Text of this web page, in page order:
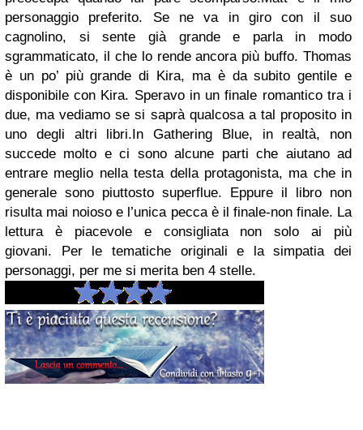
personaggio preferito. Se ne va in giro con il suo
cagnolino, si sente già grande e parla in modo
sgrammaticato, il che lo rende ancora più buffo. Thomas
è un po’ più grande di Kira, ma è da subito gentile e
disponibile con Kira. Speravo in un finale romantico tra i
due, ma vediamo se si saprà qualcosa a tal proposito in
uno degli altri libri.In Gathering Blue, in realtà, non
succede molto e ci sono alcune parti che aiutano ad
entrare meglio nella testa della protagonista, ma che in
generale sono piuttosto superflue. Eppure il libro non
risulta mai noioso e l’unica pecca è il finale-non finale. La
lettura è piacevole e consigliata non solo ai più
giovani. Per le tematiche originali e la simpatia dei
personaggi, per me si merita ben 4 stelle.